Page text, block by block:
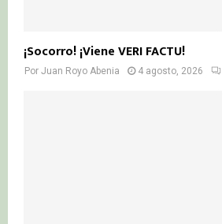
¡Socorro! ¡Viene VERI FACTU!
Por Juan Royo Abenia 4 agosto, 2026